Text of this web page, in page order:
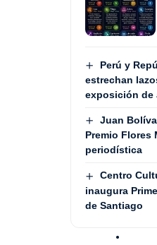
Perú y
estrechan
exposición de
Juan
Premio Flores
periodística
Centro
inaugura
de Santiago
•